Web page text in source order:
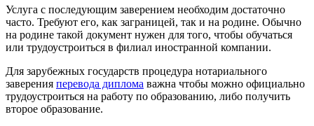
Услуга с последующим заверением необходим достаточно
часто. Требуют его, как заграницей, так и на родине. Обычно
на родине такой документ нужен для того, чтобы обучаться
или трудоустроиться в филиал иностранной компании.
Для зарубежных государств процедура нотариального
заверения перевода диплома важна чтобы можно официально
трудоустроиться на работу по образованию, либо получить
второе образование.